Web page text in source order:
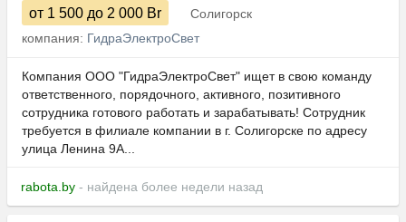
от 1 500 до 2 000 Br
Солигорск
компания: ГидраЭлектроСвет
Компания ООО "ГидраЭлектроСвет" ищет в свою команду
ответственного, порядочного, активного, позитивного
сотрудника готового работать и зарабатывать! Сотрудник
требуется в филиале компании в г. Солигорске по адресу
улица Ленина 9А...
rabota.by - найдена более недели назад